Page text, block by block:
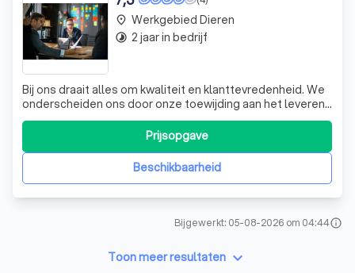
Bij ons draait alles om kwaliteit en klanttevredenheid. We
onderscheiden ons door onze toewijding aan het leveren
van uitstekende producten en diensten die aan de
hoogste normen voldoen. Ons team van ervaren
professionals staat klaar om u te ondersteunen en te
adviseren, zodat u de beste keuzes kunt
Beschikbaarheid
Prijsopgave
place Werkgebied Dieren
timelapse 2 jaar in bedrijf
Bijgewerkt: 05-08-2026 om 04:44info
Toon meer resultaten keyboard_arrow_down